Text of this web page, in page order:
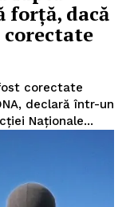
forță, dacă
corectate
declară într-un
Naționale...